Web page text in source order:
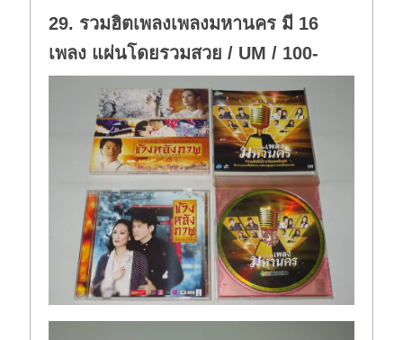
29. รวมฮิตเพลงเพลงมหานคร มี 16
เพลง แผ่นโดยรวมสวย / UM / 100-